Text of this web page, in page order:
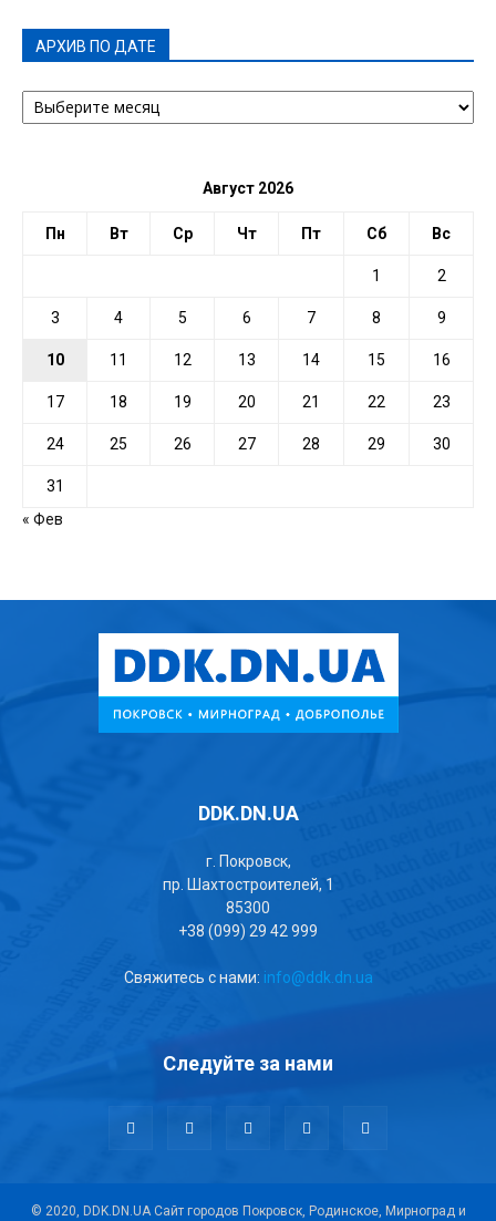
АРХИВ ПО ДАТЕ
АРХИВ
ПО
Август 2026
Пн Вт Ср Чт Пт Сб Вс
1 2
3 4 5 6 7 8 9
10 11 12 13 14 15 16
17 18 19 20 21 22 23
24 25 26 27 28 29 30
31
« Фев
DDK.DN.UA
г. Покровск,
пр. Шахтостроителей, 1
85300
+38 (099) 29 42 999
Свяжитесь с нами: info@ddk.dn.ua
Следуйте за нами
© 2020, DDK.DN.UA Сайт городов Покровск, Родинское, Мирноград и